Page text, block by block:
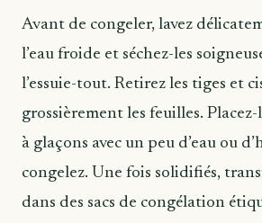
Avant de congeler, lavez
l’eau froide et séchez-les
l’essuie-tout. Retirez les tiges et
grossièrement les feuilles. Placez-
à glaçons avec un peu d’eau ou
congelez. Une fois solidifiés,
dans des sacs de congélation